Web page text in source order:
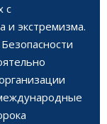
с
и экстремизма.